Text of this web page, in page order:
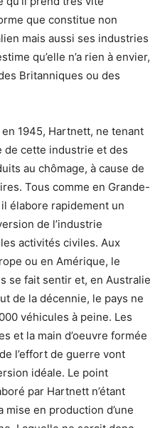
que constitue non
mais aussi ses industries
qu’elle n’a rien à envier,
Britanniques ou des
1945, Hartnett, ne tenant
de cette industrie et des
au chômage, à cause de
Tous comme en Grande-
élabore rapidement un
de l’industrie
activités civiles. Aux
ou en Amérique, le
se fait sentir et, en Australie
de la décennie, le pays ne
véhicules à peine. Les
et la main d’oeuvre formée
l’effort de guerre vont
idéale. Le point
par Hartnett n’étant
en production d’une